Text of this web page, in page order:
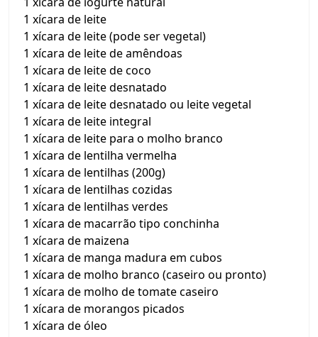
1 xícara de leite
1 xícara de leite (pode ser vegetal)
1 xícara de leite de amêndoas
1 xícara de leite de coco
1 xícara de leite desnatado
1 xícara de leite desnatado ou leite vegetal
1 xícara de leite integral
1 xícara de leite para o molho branco
1 xícara de lentilha vermelha
1 xícara de lentilhas (200g)
1 xícara de lentilhas cozidas
1 xícara de lentilhas verdes
1 xícara de macarrão tipo conchinha
1 xícara de maizena
1 xícara de manga madura em cubos
1 xícara de molho branco (caseiro ou pronto)
1 xícara de molho de tomate caseiro
1 xícara de morangos picados
1 xícara de óleo